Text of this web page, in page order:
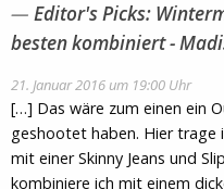
Editor's Picks:
besten kombiniert -
21. Januar 2016 um 19:00 Uhr
[…] Das wäre zum einen ein
geshootet haben. Hier trage
mit einer Skinny Jeans und
kombiniere ich mit einem